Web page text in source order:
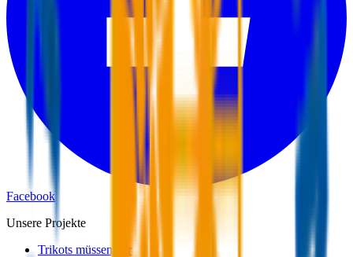
Facebook
Unsere Projekte
Trikots müssen her